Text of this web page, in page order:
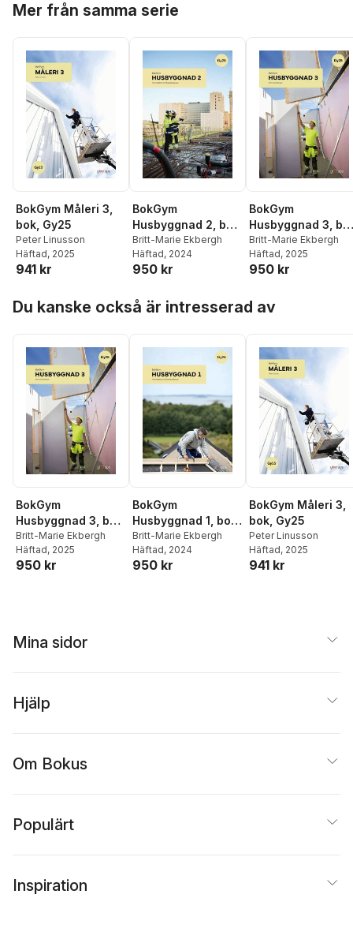
Mer från samma serie
BokGym Måleri 3,
bok, Gy25
Peter Linusson
Häftad, 2025
941 kr
BokGym
Husbyggnad 2, bok,
Gy25
Britt-Marie Ekbergh
Häftad, 2024
950 kr
BokGym
Husbyggnad 3,
Gy25
Britt-Marie Ekbergh
Häftad, 2025
950 kr
Du kanske också är intresserad av
BokGym
Husbyggnad 3, bok,
Gy25
Britt-Marie Ekbergh
Häftad, 2025
950 kr
BokGym
Husbyggnad 1, bok,
Gy25
Britt-Marie Ekbergh
Häftad, 2024
950 kr
BokGym Måleri 3,
bok, Gy25
Peter Linusson
Häftad, 2025
941 kr
Mina sidor
Hjälp
Om Bokus
Populärt
Inspiration